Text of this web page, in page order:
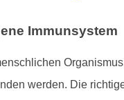
Immunsystem
werden. Die